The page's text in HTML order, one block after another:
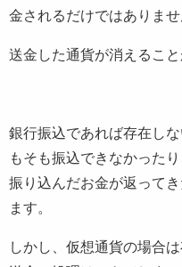
金されるだけではありませ
送金した通貨が消えること
銀行振込であれば存在し
もそも振込できなかった
振り込んだお金が返って
ます。
しかし、仮想通貨の場合